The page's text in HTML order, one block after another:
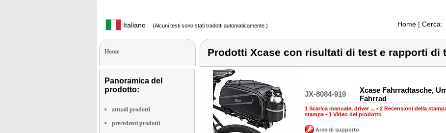
Italiano (Alcuni testi sono stati tradotti automaticamente.) Home | Cerca:
Home
Panoramica del
prodotto:
attuali prodotti
precedenti prodotti
Prodotti Xcase con risultati di test e rapporti di
JX-8084-919
Xcase Fahrradtasche,
Fahrrad
1 Scarica manuale, driver ... • 2 Recensioni della
stampa • 1 Video del prodotto
Area di supporto